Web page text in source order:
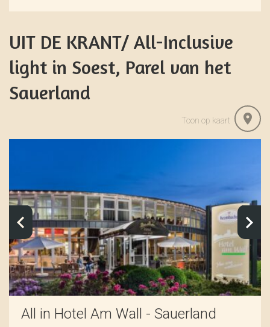
UIT DE KRANT/ All-Inclusive
light in Soest, Parel van het
Sauerland
Toon op kaart
All in Hotel Am Wall - Sauerland